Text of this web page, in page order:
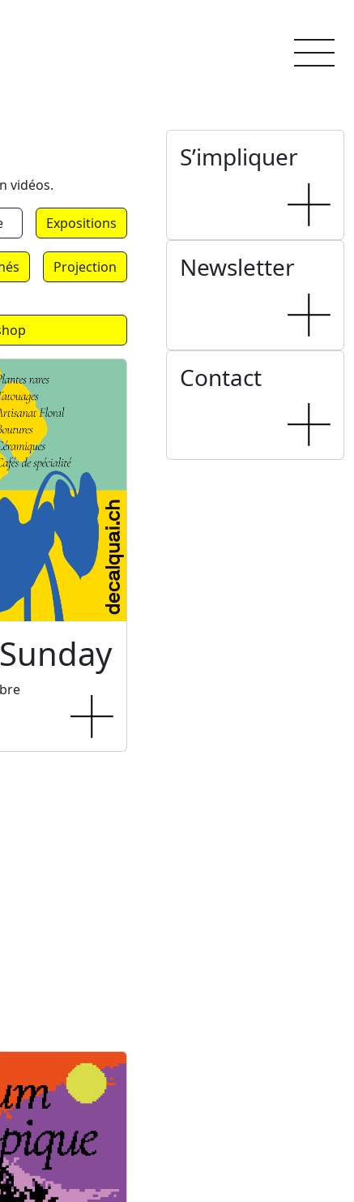
vidéos.
Expositions
Projection
S’impliquer
Newsletter
Contact